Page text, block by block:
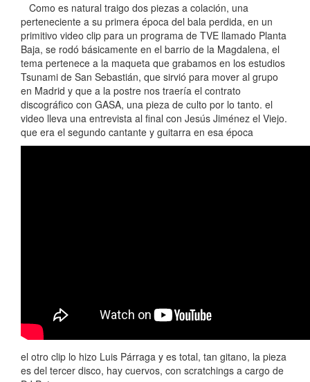
Como es natural traigo dos piezas a colación, una
perteneciente a su primera época del bala perdida, en un
primitivo video clip para un programa de TVE llamado Planta
Baja, se rodó básicamente en el barrio de la Magdalena, el
tema pertenece a la maqueta que grabamos en los estudios
Tsunami de San Sebastián, que sirvió para mover al grupo
en Madrid y que a la postre nos traería el contrato
discográfico con GASA, una pieza de culto por lo tanto. el
video lleva una entrevista al final con Jesús Jiménez el Viejo.
que era el segundo cantante y guitarra en esa época
el otro clip lo hizo Luis Párraga y es total, tan gitano, la pieza
es del tercer disco, hay cuervos, con scratchings a cargo de